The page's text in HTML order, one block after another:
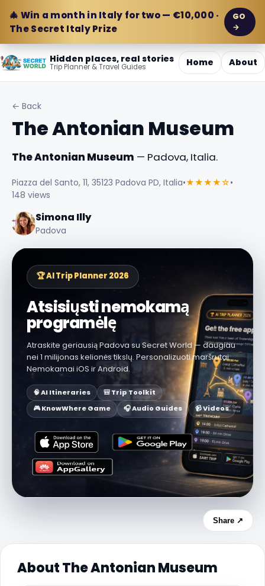
🎄 Win a month in Italy for two — €10,000 ·
The Secret Italy Prize
GO
→
Hidden places, real stories
Trip Planner & Travel Guides Home About
← Back
The Antonian Museum
The Antonian Museum — Padova, Italia.
Piazza del Santo, 11, 35123 Padova PD, Italia•★★★★☆•
148 views
Simona Illy
Padova
🏆 AI Trip Planner 2026
Atsisiųsti nemokamą
programėlę
Atraskite geriausią Padova su Secret World — daugiau
nei 1 milijonas kelionės tikslų. Personalizuoti maršrutai.
Nemokamai iOS ir Android.
🧠 AI Itineraries
🎒 Trip Toolkit
🎮 KnowWhere Game
🎧 Audio Guides 📹 Videos
Share ↗
About The Antonian Museum